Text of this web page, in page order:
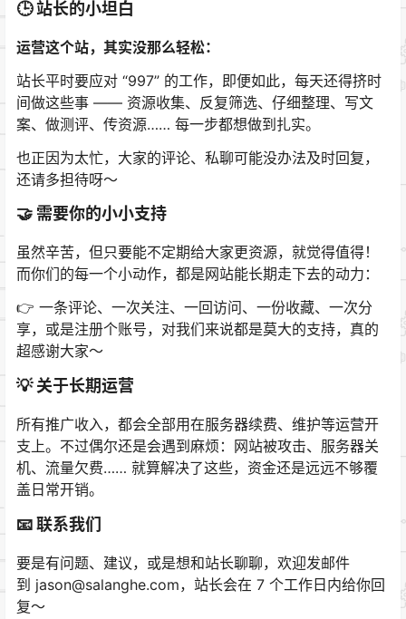
🕒 站长的小坦白
运营这个站，其实没那么轻松：
站长平时要应对 “997” 的工作，即便如此，每天还得挤时
间做这些事 —— 资源收集、反复筛选、仔细整理、写文
案、做测评、传资源…… 每一步都想做到扎实。
也正因为太忙，大家的评论、私聊可能没办法及时回复，
还请多担待呀～
🤝 需要你的小小支持
虽然辛苦，但只要能不定期给大家更资源，就觉得值得！
而你们的每一个小动作，都是网站能长期走下去的动力：
👉 一条评论、一次关注、一回访问、一份收藏、一次分
享，或是注册个账号，对我们来说都是莫大的支持，真的
超感谢大家～
💡 关于长期运营
所有推广收入，都会全部用在服务器续费、维护等运营开
支上。不过偶尔还是会遇到麻烦：网站被攻击、服务器关
机、流量欠费…… 就算解决了这些，资金还是远远不够覆
盖日常开销。
📧 联系我们
要是有问题、建议，或是想和站长聊聊，欢迎发邮件
到 jason@salanghe.com，站长会在 7 个工作日内给你回
复～